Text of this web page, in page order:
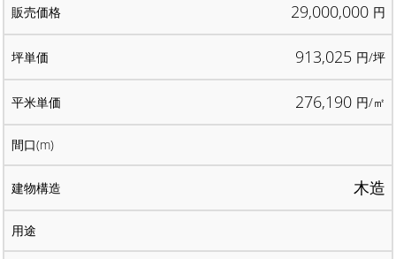
29,000,000 円
913,025 円/坪
276,190 円/㎡
木造